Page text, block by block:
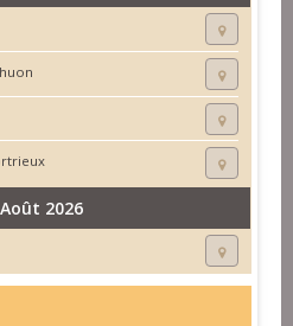
Août 2026